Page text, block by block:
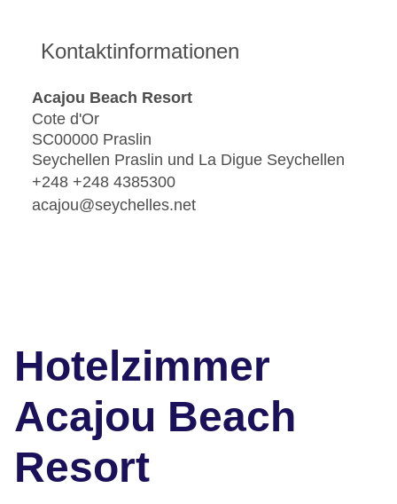
Kontaktinformationen
Acajou Beach Resort
Cote d'Or
SC00000 Praslin
Seychellen Praslin und La Digue Seychellen
+248 +248 4385300
acajou@seychelles.net
Hotelzimmer
Acajou Beach
Resort